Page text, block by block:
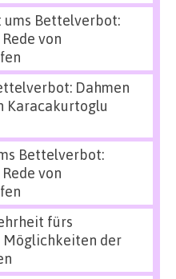
ums Bettelverbot:
von
Dahmen
Karacakurtoglu
Bettelverbot:
von
fürs
der